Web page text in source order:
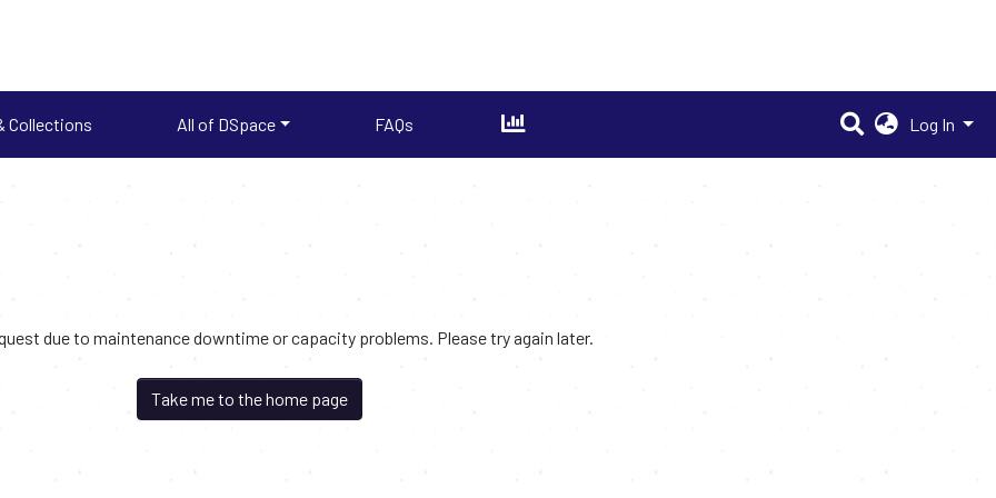
Collections All of DSpace FAQs Log In
due to maintenance downtime or capacity problems. Please try again later.
Take me to the home page